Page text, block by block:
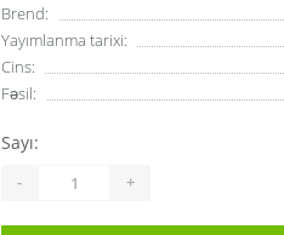
Brend:
Yayımlanma tarixi:
Cins:
Fəsil:
Sayı:
- +